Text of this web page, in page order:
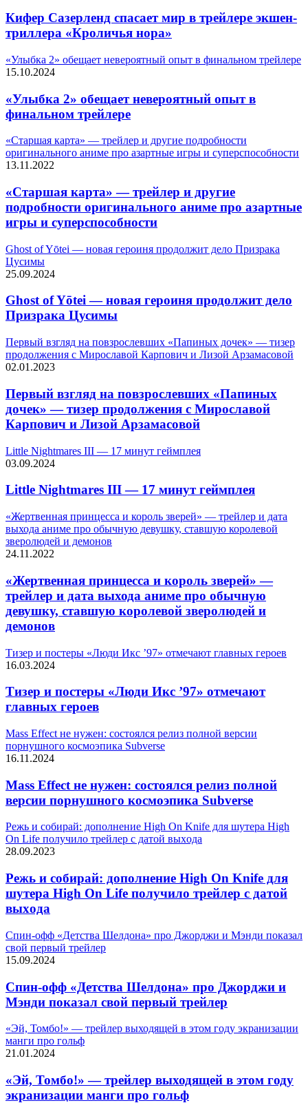
Кифер Сазерленд спасает мир в трейлере экшен-
триллера «Кроличья нора»
«Улыбка 2» обещает невероятный опыт в финальном трейлере
15.10.2024
«Улыбка 2» обещает невероятный опыт в
финальном трейлере
«Старшая карта» — трейлер и другие подробности
оригинального аниме про азартные игры и суперспособности
13.11.2022
«Старшая карта» — трейлер и другие
подробности оригинального аниме про азартные
игры и суперспособности
Ghost of Yōtei — новая героиня продолжит дело Призрака
Цусимы
25.09.2024
Ghost of Yōtei — новая героиня продолжит дело
Призрака Цусимы
Первый взгляд на повзрослевших «Папиных дочек» — тизер
продолжения с Мирославой Карпович и Лизой Арзамасовой
02.01.2023
Первый взгляд на повзрослевших «Папиных
дочек» — тизер продолжения с Мирославой
Карпович и Лизой Арзамасовой
Little Nightmares III — 17 минут геймплея
03.09.2024
Little Nightmares III — 17 минут геймплея
«Жертвенная принцесса и король зверей» — трейлер и дата
выхода аниме про обычную девушку, ставшую королевой
зверолюдей и демонов
24.11.2022
«Жертвенная принцесса и король зверей» —
трейлер и дата выхода аниме про обычную
девушку, ставшую королевой зверолюдей и
демонов
Тизер и постеры «Люди Икс ’97» отмечают главных героев
16.03.2024
Тизер и постеры «Люди Икс ’97» отмечают
главных героев
Mass Effect не нужен: состоялся релиз полной версии
порнушного космоэпика Subverse
16.11.2024
Mass Effect не нужен: состоялся релиз полной
версии порнушного космоэпика Subverse
Peжь и coбиpaй: дoпoлнeниe High On Knife для шyтepa High
On Life пoлyчилo тpeйлep c дaтoй выxoдa
28.09.2023
Peжь и coбиpaй: дoпoлнeниe High On Knife для
шyтepa High On Life пoлyчилo тpeйлep c дaтoй
выxoдa
Спин-офф «Детства Шелдона» про Джорджи и Мэнди показал
свой первый трейлер
15.09.2024
Спин-офф «Детства Шелдона» про Джорджи и
Мэнди показал свой первый трейлер
«Эй, Томбо!» — трейлер выходящей в этом году экранизации
манги про гольф
21.01.2024
«Эй, Томбо!» — трейлер выходящей в этом году
экранизации манги про гольф